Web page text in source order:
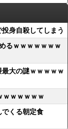
身自殺してしまう
るｗｗｗｗｗｗｗ
大の謎ｗｗｗｗｗ
ｗｗｗｗｗｗ
くる朝定食